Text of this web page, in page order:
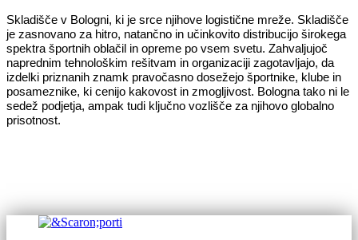
Skladišče v Bologni, ki je srce njihove logistične mreže. Skladišče
je zasnovano za hitro, natančno in učinkovito distribucijo širokega
spektra športnih oblačil in opreme po vsem svetu. Zahvaljujoč
naprednim tehnološkim rešitvam in organizaciji zagotavljajo, da
izdelki priznanih znamk pravočasno dosežejo športnike, klube in
posameznike, ki cenijo kakovost in zmogljivost. Bologna tako ni le
sedež podjetja, ampak tudi ključno vozlišče za njihovo globalno
prisotnost.